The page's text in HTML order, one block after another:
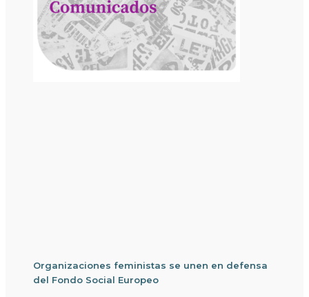
Organizaciones feministas se unen en defensa
del Fondo Social Europeo